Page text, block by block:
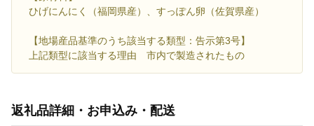
ひげにんにく（福岡県産）、すっぽん卵（佐賀県産）
【地場産品基準のうち該当する類型：告示第3号】
上記類型に該当する理由 市内で製造されたもの
返礼品詳細・お申込み・配送